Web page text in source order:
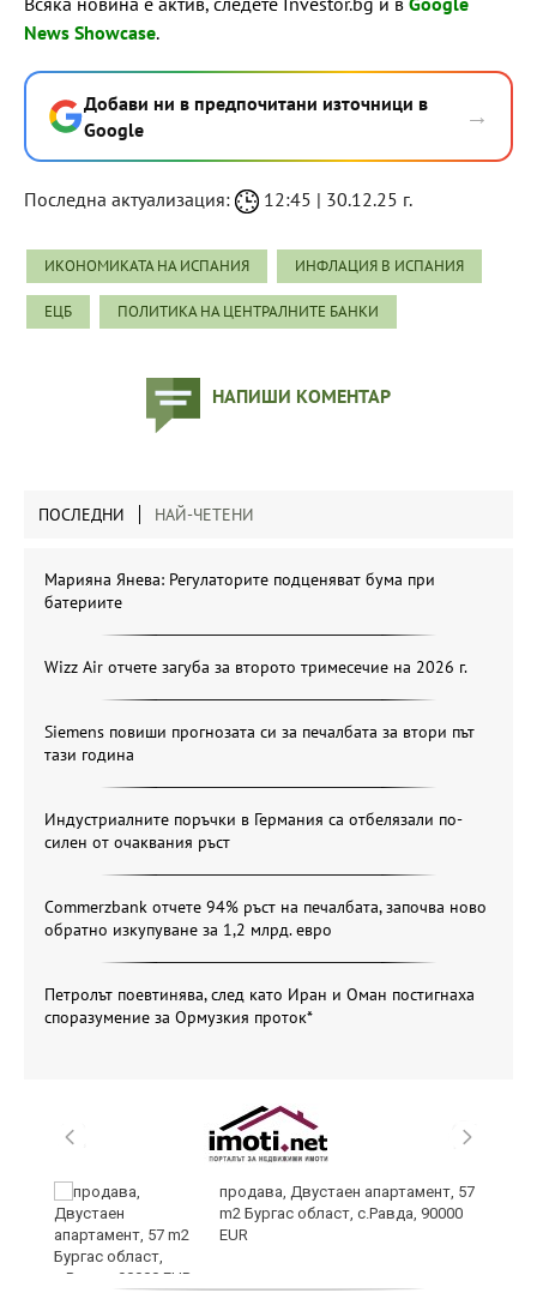
News Showcase.
Добави ни в предпочитани източници в
Google
→
Последна актуализация: 12:45 | 30.12.25 г.
ИКОНОМИКАТА НА ИСПАНИЯ ИНФЛАЦИЯ В ИСПАНИЯ
ЕЦБ ПОЛИТИКА НА ЦЕНТРАЛНИТЕ БАНКИ
НАПИШИ КОМЕНТАР
ПОСЛЕДНИ НАЙ-ЧЕТЕНИ
Марияна Янева: Регулаторите подценяват бума при
батериите
Wizz Air отчете загуба за второто тримесечие на 2026 г.
Siemens повиши прогнозата си за печалбата за втори път
тази година
Индустриалните поръчки в Германия са отбелязали по-
силен от очаквания ръст
Commerzbank отчете 94% ръст на печалбата, започва ново
обратно изкупуване за 1,2 млрд. евро
Петролът поевтинява, след като Иран и Оман постигнаха
споразумение за Ормузкия проток*
продава, Двустаен апартамент, 57
m2 Бургас област, с.Равда, 90000
EUR